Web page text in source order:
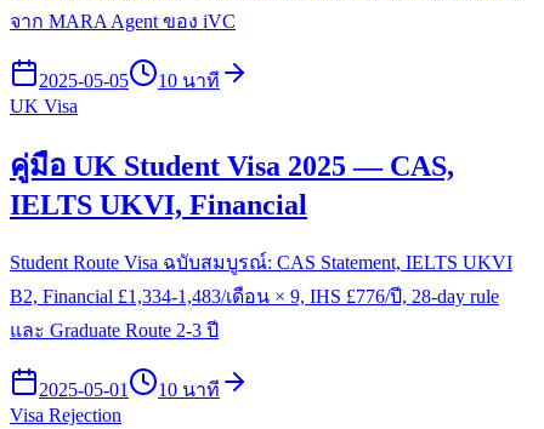
จาก MARA Agent ของ iVC
2025-05-05
10 นาที
UK Visa
คู่มือ UK Student Visa 2025 — CAS,
IELTS UKVI, Financial
Student Route Visa ฉบับสมบูรณ์: CAS Statement, IELTS UKVI
B2, Financial £1,334-1,483/เดือน × 9, IHS £776/ปี, 28-day rule
และ Graduate Route 2-3 ปี
2025-05-01
10 นาที
Visa Rejection